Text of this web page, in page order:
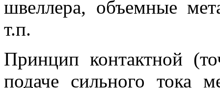
швеллера, объемные
т.п.
Принцип контактной
подаче сильного тока